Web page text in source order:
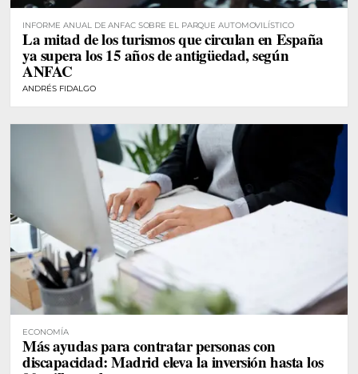
INFORME ANUAL DE ANFAC SOBRE EL PARQUE AUTOMOVILÍSTICO
La mitad de los turismos que circulan en España
ya supera los 15 años de antigüedad, según
ANFAC
ANDRÉS FIDALGO
ECONOMÍA
Más ayudas para contratar personas con
discapacidad: Madrid eleva la inversión hasta los